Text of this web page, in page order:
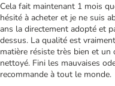
Cela fait maintenant 1 mois
hésité à acheter et je ne suis
ans la directement adopté et
dessus. La qualité est
matière résiste très bien et
nettoyé. Fini les mauvaises
recommande à tout le monde.